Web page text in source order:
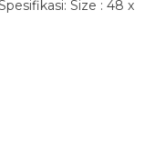
Size : 48 x